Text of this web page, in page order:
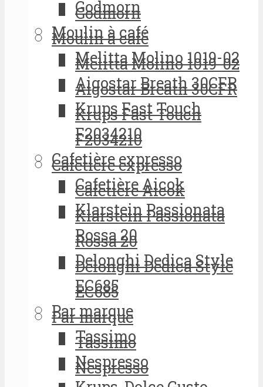
Godmorn
Moulin à café
Melitta Molino 1019-02
Aigostar Breath 30CFR
Krups Fast Touch
F2034210
Cafetière expresso
Cafetière Aicok
Klarstein Passionata
Rossa 20
Delonghi Dedica Style
EC685
Par marque
Tassimo
Nespresso
Godmorn
Moulin à café
Melitta Molino 1019-02
Aigostar Breath 30CFR
Krups Fast Touch
F2034210
Cafetière expresso
Cafetière Aicok
Klarstein Passionata
Rossa 20
Delonghi Dedica Style
EC685
Par marque
Tassimo
Nespresso